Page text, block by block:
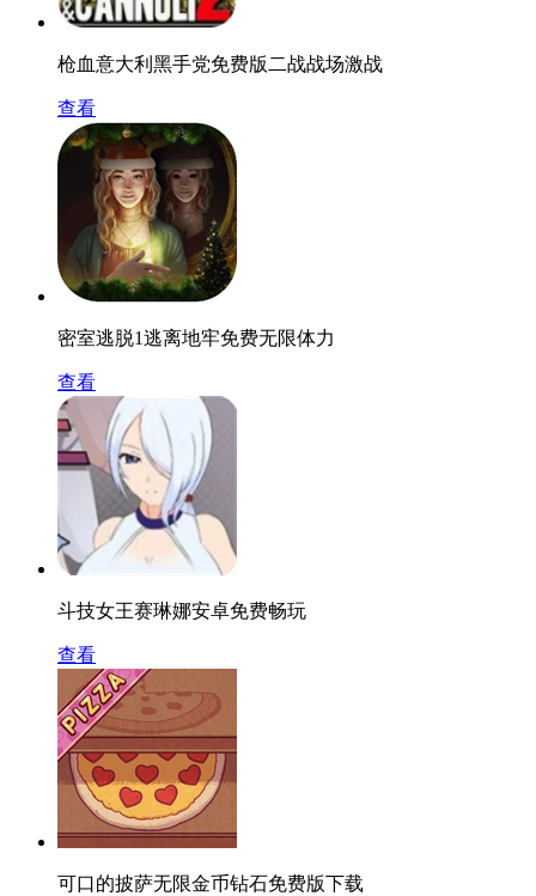
枪血意大利黑手党免费版二战战场激战
查看
密室逃脱1逃离地牢免费无限体力
查看
斗技女王赛琳娜安卓免费畅玩
查看
可口的披萨无限金币钻石免费版下载